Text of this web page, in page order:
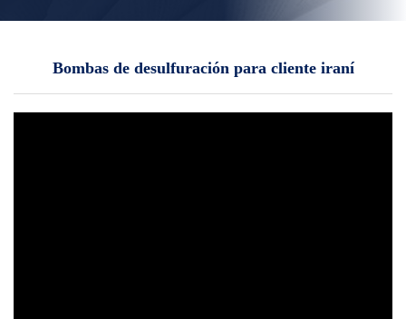
Bombas de desulfuración para cliente iraní